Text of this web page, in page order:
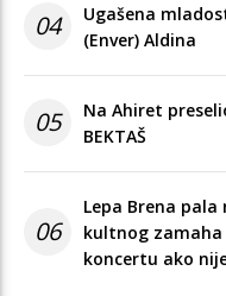
04
Ugašena
(Enver) Aldina
05
Na Ahiret preselio
BEKTAŠ
06
Lepa Brena
kultnog
koncertu ako